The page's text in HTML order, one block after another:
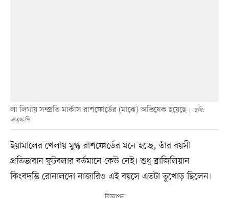
লা লিগায় সম্প্রতি মার্কাস রাশফোর্ডের (মাঝে) অভিষেক হয়েছে
ছবি:
এএফপি
ইয়ামালের খেলায় মুগ্ধ রাশফোর্ডের মনে হচ্ছে, তাঁর বয়সী
প্রতিভাবান ফুটবলার বর্তমানে কেউ নেই। শুধু ব্রাজিলিয়ান
কিংবদন্তি রোনালদো নাজারিও এই বয়সে এতটা তুখোড় ছিলেন।